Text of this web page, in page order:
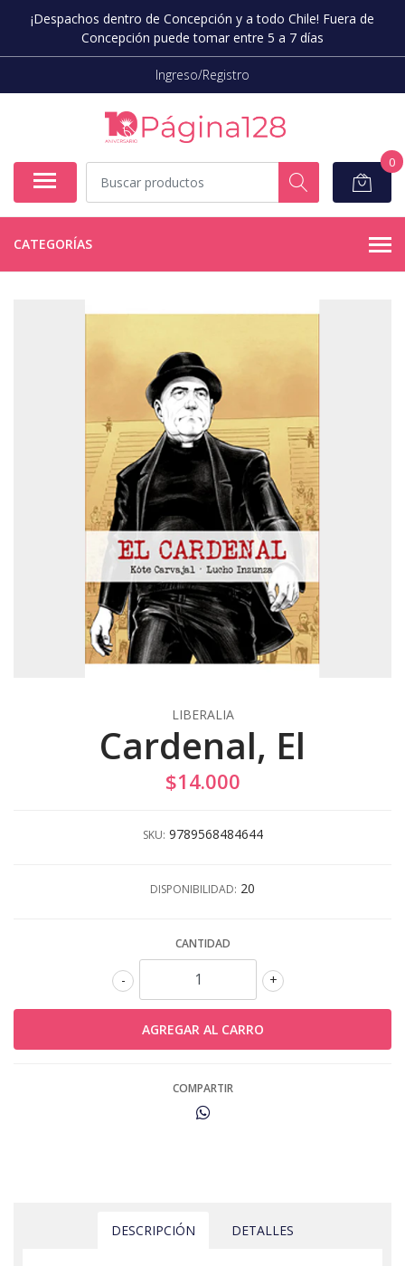
¡Despachos dentro de Concepción y a todo Chile! Fuera de
Concepción puede tomar entre 5 a 7 días
Ingreso/Registro
0
CATEGORÍAS
LIBERALIA
Cardenal, El
$14.000
SKU: 9789568484644
DISPONIBILIDAD: 20
CANTIDAD
+
-
COMPARTIR
DESCRIPCIÓN DETALLES